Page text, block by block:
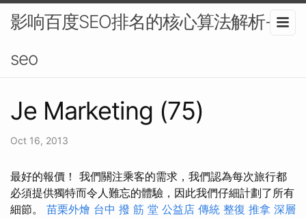
影响百度SEO排名的核心算法解析-
seo
Je Marketing (75)
Oct 16, 2013
最好的報價！ 我們關注乘客的需求，我們認為每次旅行都
必須提供獨特而令人難忘的體驗，因此我們仔細計劃了所有
細節。 苗栗外燴 台中 撥 筋 堂 公益店 傳統 整復 推拿 深層